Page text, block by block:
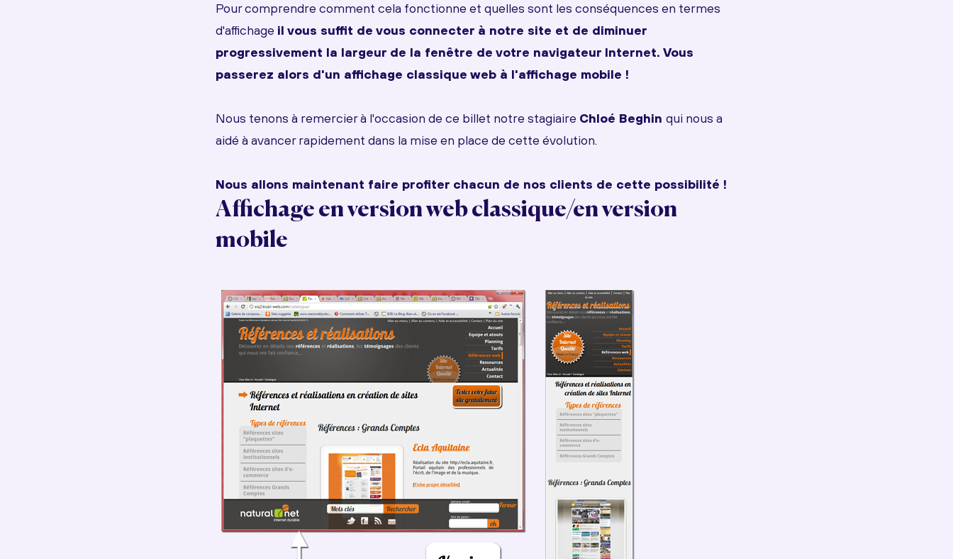
Pour comprendre comment cela fonctionne et quelles sont les conséquences en termes
d'affichage il vous suffit de vous connecter à notre site et de diminuer
progressivement la largeur de la fenêtre de votre navigateur Internet. Vous
passerez alors d'un affichage classique web à l'affichage mobile !
Nous tenons à remercier à l'occasion de ce billet notre stagiaire Chloé Beghin qui nous a
aidé à avancer rapidement dans la mise en place de cette évolution.
Nous allons maintenant faire profiter chacun de nos clients de cette possibilité !
Affichage en version web classique/en version
mobile